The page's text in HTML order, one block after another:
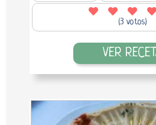
(3 votos)
VER